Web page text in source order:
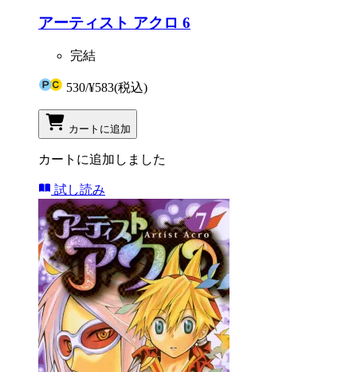
アーティスト アクロ 6
完結
530/¥583(税込)
カートに追加
カートに追加しました
試し読み